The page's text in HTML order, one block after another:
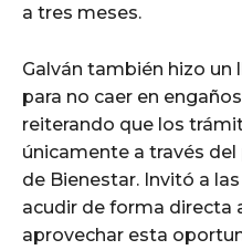
a tres meses.
Galván también hizo un
para no caer en
reiterando que los
únicamente a través
de Bienestar. Invitó a
acudir de forma directa
aprovechar esta